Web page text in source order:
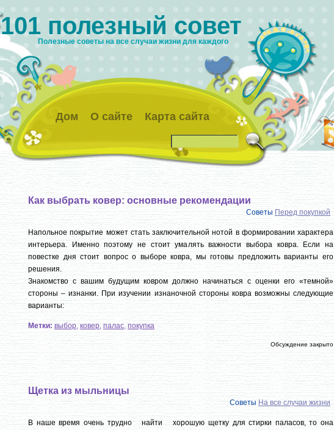
101 полезный совет
Полезные советы на все случаи жизни для каждого
Дом О сайте Карта сайта
Как выбрать ковер: основные рекомендации
Советы Перед покупкой
Напольное покрытие может стать заключительной нотой в формировании характера
интерьера. Именно поэтому не стоит умалять важности выбора ковра. Если на
повестке дня стоит вопрос о выборе ковра, мы готовы предложить варианты его
решения.
Знакомство с вашим будущим ковром должно начинаться с оценки его «темной»
стороны – изнанки. При изучении изнаночной стороны ковра возможны следующие
варианты:
Метки: выбор, ковер, палас, покупка
Обсуждение закрыто
Щетка из мыльницы
Советы На все случаи жизни
В наше время очень трудно найти хорошую щетку для стирки паласов, то она